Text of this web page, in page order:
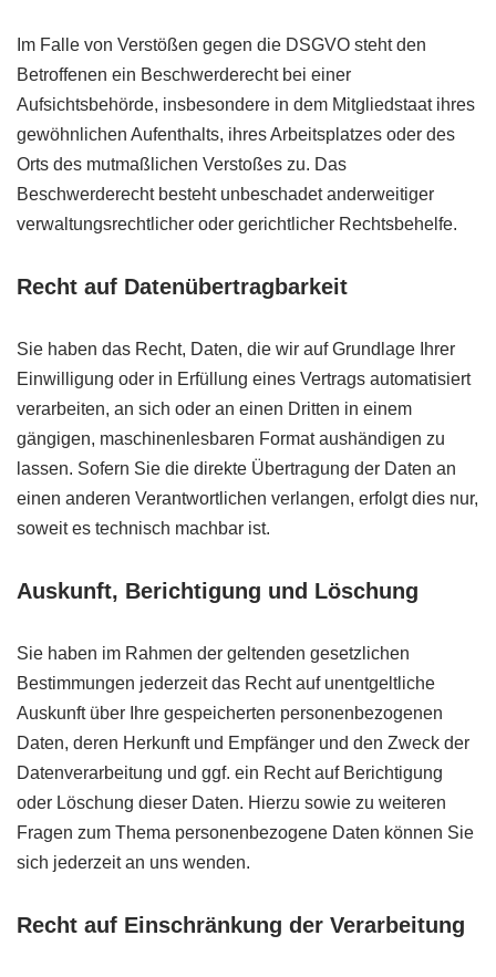
Im Falle von Verstößen gegen die DSGVO steht den
Betroffenen ein Beschwerderecht bei einer
Aufsichtsbehörde, insbesondere in dem Mitgliedstaat ihres
gewöhnlichen Aufenthalts, ihres Arbeitsplatzes oder des
Orts des mutmaßlichen Verstoßes zu. Das
Beschwerderecht besteht unbeschadet anderweitiger
verwaltungsrechtlicher oder gerichtlicher Rechtsbehelfe.
Recht auf Daten­übertrag­barkeit
Sie haben das Recht, Daten, die wir auf Grundlage Ihrer
Einwilligung oder in Erfüllung eines Vertrags automatisiert
verarbeiten, an sich oder an einen Dritten in einem
gängigen, maschinenlesbaren Format aushändigen zu
lassen. Sofern Sie die direkte Übertragung der Daten an
einen anderen Verantwortlichen verlangen, erfolgt dies nur,
soweit es technisch machbar ist.
Auskunft, Berichtigung und Löschung
Sie haben im Rahmen der geltenden gesetzlichen
Bestimmungen jederzeit das Recht auf unentgeltliche
Auskunft über Ihre gespeicherten personenbezogenen
Daten, deren Herkunft und Empfänger und den Zweck der
Datenverarbeitung und ggf. ein Recht auf Berichtigung
oder Löschung dieser Daten. Hierzu sowie zu weiteren
Fragen zum Thema personenbezogene Daten können Sie
sich jederzeit an uns wenden.
Recht auf Einschränkung der Verarbeitung